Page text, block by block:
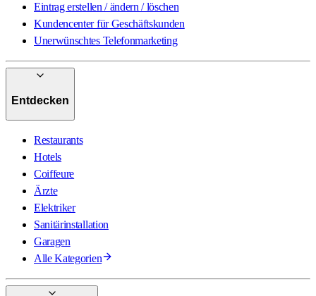
Eintrag erstellen / ändern / löschen
Kundencenter für Geschäftskunden
Unerwünschtes Telefonmarketing
Entdecken
Restaurants
Hotels
Coiffeure
Ärzte
Elektriker
Sanitärinstallation
Garagen
Alle Kategorien